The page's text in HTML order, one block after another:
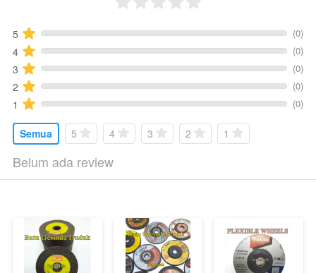
5 (0)
4 (0)
3 (0)
2 (0)
1 (0)
Semua 5 4 3 2 1
Belum ada review